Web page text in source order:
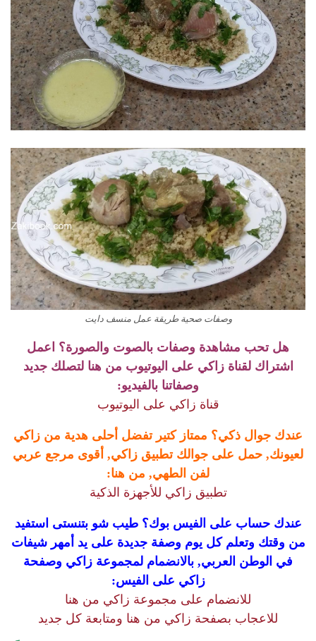
وصفات صحية طريقة عمل منسف دايت
هل تحب مشاهدة وصفات بالصوت والصورة؟ اعمل
اشتراك لقناة زاكي على اليوتيوب من هنا لتصلك جديد
وصفاتنا بالفيديو:
قناة زاكي على اليوتيوب
عندك جوال ذكي؟ ممتاز كتير تفضل أحلى هدية من زاكي
لعيونك, حمل على جوالك تطبيق زاكي, أقوى مرجع عربي
لفن الطهي, من هنا:
تطبيق زاكي للأجهزة الذكية
عندك حساب على الفيس بوك؟ طيب شو بتنستى استفيد
من وقتك وتعلم كل يوم وصفة جديدة على يد أمهر شيفات
في الوطن العربي, بالانضمام لمجموعة زاكي وصفحة
زاكي على الفيس:
للانضمام على مجموعة زاكي من هنا
للاعجاب بصفحة زاكي من هنا ومتابعة كل جديد